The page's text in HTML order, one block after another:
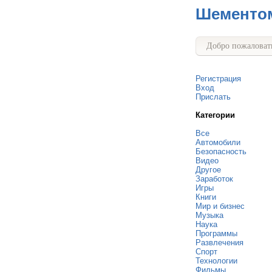
Добро
Регистрация
Вход
Прислать
Категории
Все
Автомобили
Безопасность
Видео
Другое
Заработок
Игры
Книги
Мир и бизнес
Музыка
Наука
Программы
Развлечения
Спорт
Технологии
Фильмы